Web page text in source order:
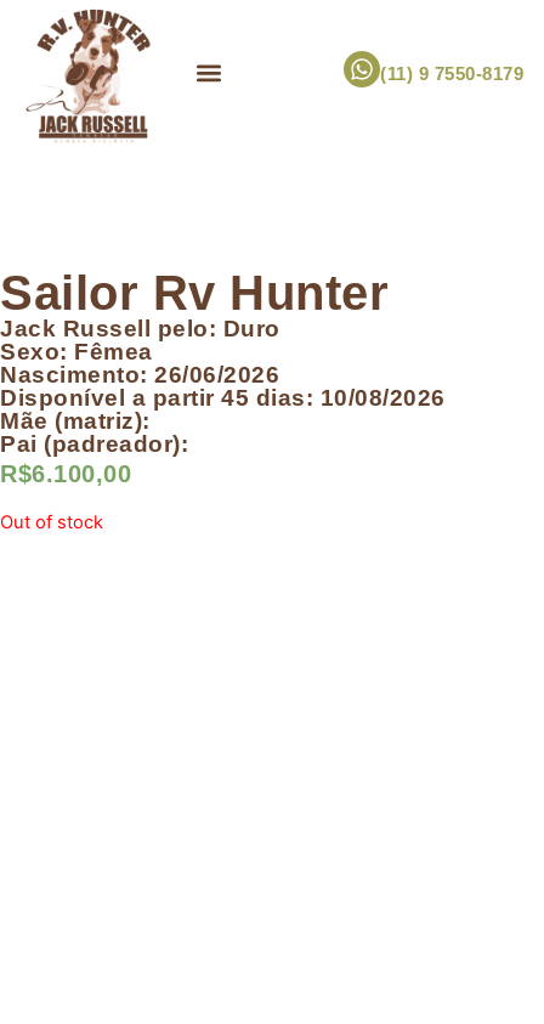
(11) 9 7550-8179
Sailor Rv Hunter
Jack Russell pelo: Duro
Sexo: Fêmea
Nascimento: 26/06/2026
Disponível a partir 45 dias: 10/08/2026
Mãe (matriz):
Pai (padreador):
R$6.100,00
Out of stock